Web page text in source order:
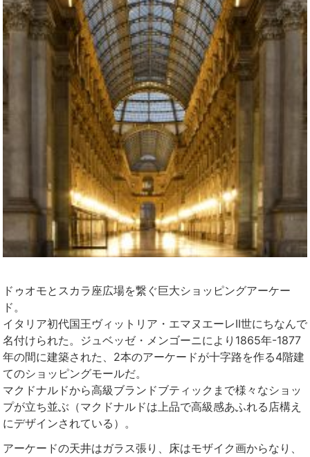
ドゥオモと スカラ座広場を繋ぐ巨大ショッピングアーケー
ド。
イタリア初代国王ヴィットリア・エマヌエーレII世にちなんで
名付けられた。ジュベッゼ・メンゴーニにより1865年-1877
年の間に建築された、2本のアーケードが十字路を作る4階建
てのショッピングモールだ。
マクドナルドから高級ブランドブティックまで様々なショッ
プが立ち並ぶ（マクドナルドは上品で高級感あふれる店構え
にデザインされている）。
アーケードの天井はガラス張り、床はモザイク画からなり、